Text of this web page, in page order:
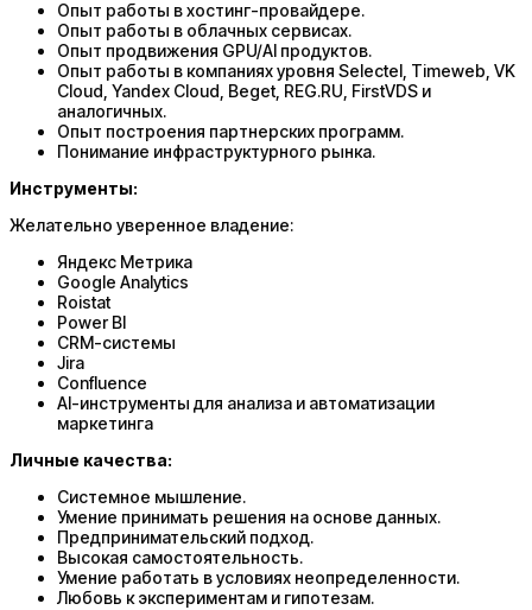
Опыт работы в хостинг-провайдере.
Опыт работы в облачных сервисах.
Опыт продвижения GPU/AI продуктов.
Опыт работы в компаниях уровня Selectel, Timeweb, VK
Cloud, Yandex Cloud, Beget, REG.RU, FirstVDS и
аналогичных.
Опыт построения партнерских программ.
Понимание инфраструктурного рынка.
Инструменты:
Желательно уверенное владение:
Яндекс Метрика
Google Analytics
Roistat
Power BI
CRM-системы
Jira
Confluence
AI-инструменты для анализа и автоматизации
маркетинга
Личные качества:
Системное мышление.
Умение принимать решения на основе данных.
Предпринимательский подход.
Высокая самостоятельность.
Умение работать в условиях неопределенности.
Любовь к экспериментам и гипотезам.